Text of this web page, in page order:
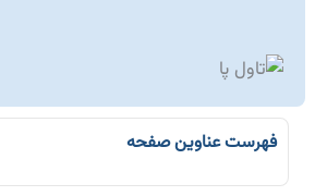
فهرست عناوین صفحه